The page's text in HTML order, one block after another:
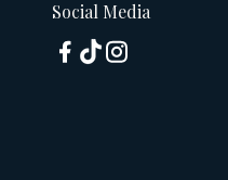
Social Media